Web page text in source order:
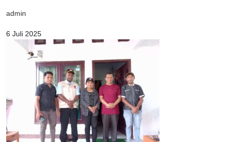
admin
6 Juli 2025